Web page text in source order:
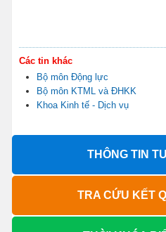
Các tin khác
Bộ môn Động lực
Bộ môn KTML và ĐHKK
Khoa Kinh tế - Dịch vụ
THÔNG TIN
TRA CỨU KẾT